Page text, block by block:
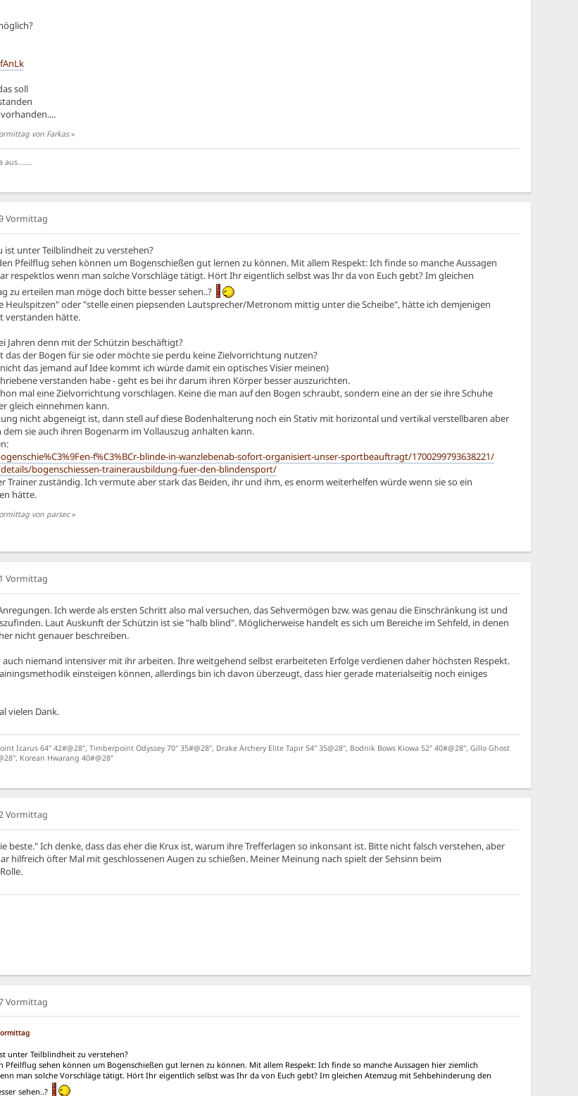
soll
von Farkas»
aus.......
Vormittag
ist unter Teilblindheit zu verstehen?
Pfeilflug sehen können um Bogenschießen gut lernen zu können. Mit allem Respekt: Ich finde so manche Aussagen
respektlos wenn man solche Vorschläge tätigt. Hört Ihr eigentlich selbst was Ihr da von Euch gebt? Im gleichen
zu erteilen man möge doch bitte besser sehen..?
Heulspitzen" oder "stelle einen piepsenden Lautsprecher/Metronom mittig unter die Scheibe", hätte ich demjenigen
verstanden hätte.
Jahren denn mit der Schützin beschäftigt?
das der Bogen für sie oder möchte sie perdu keine Zielvorrichtung nutzen?
das jemand auf Idee kommt ich würde damit ein optisches Visier meinen)
verstanden habe - geht es bei ihr darum ihren Körper besser auszurichten.
mal eine Zielvorrichtung vorschlagen. Keine die man auf den Bogen schraubt, sondern eine an der sie ihre Schuhe
gleich einnehmen kann.
nicht abgeneigt ist, dann stell auf diese Bodenhalterung noch ein Stativ mit horizontal und vertikal verstellbaren aber
sie auch ihren Bogenarm im Vollauszug anhalten kann.
f%C3%BCr-blinde-in-wanzlebenab-sofort-organisiert-unser-sportbeauftragt/1700299793638221/
bogenschiessen-trainerausbildung-fuer-den-blindensport/
Trainer zuständig. Ich vermute aber stark das Beiden, ihr und ihm, es enorm weiterhelfen würde wenn sie so ein
hätte.
von parsec»
Vormittag
Ich werde als ersten Schritt also mal versuchen, das Sehvermögen bzw. was genau die Einschränkung ist und
Laut Auskunft der Schützin ist sie "halb blind". Möglicherweise handelt es sich um Bereiche im Sehfeld, in denen
nicht genauer beschreiben.
niemand intensiver mit ihr arbeiten. Ihre weitgehend selbst erarbeiteten Erfolge verdienen daher höchsten Respekt.
einsteigen können, allerdings bin ich davon überzeugt, dass hier gerade materialseitig noch einiges
vielen Dank.
Icarus 64" 42#@28", Timberpoint Odyssey 70" 35#@28", Drake Archery Elite Tapir 54" 35@28", Bodnik Bows Kiowa 52" 40#@28", Gillo Ghost
Korean Hwarang 40#@28"
Vormittag
beste." Ich denke, dass das eher die Krux ist, warum ihre Trefferlagen so inkonsant ist. Bitte nicht falsch verstehen, aber
hilfreich öfter Mal mit geschlossenen Augen zu schießen. Meiner Meinung nach spielt der Sehsinn beim
Vormittag
unter Teilblindheit zu verstehen?
Pfeilflug sehen können um Bogenschießen gut lernen zu können. Mit allem Respekt: Ich finde so manche Aussagen hier ziemlich
man solche Vorschläge tätigt. Hört Ihr eigentlich selbst was Ihr da von Euch gebt? Im gleichen Atemzug mit Sehbehinderung den
sehen..?